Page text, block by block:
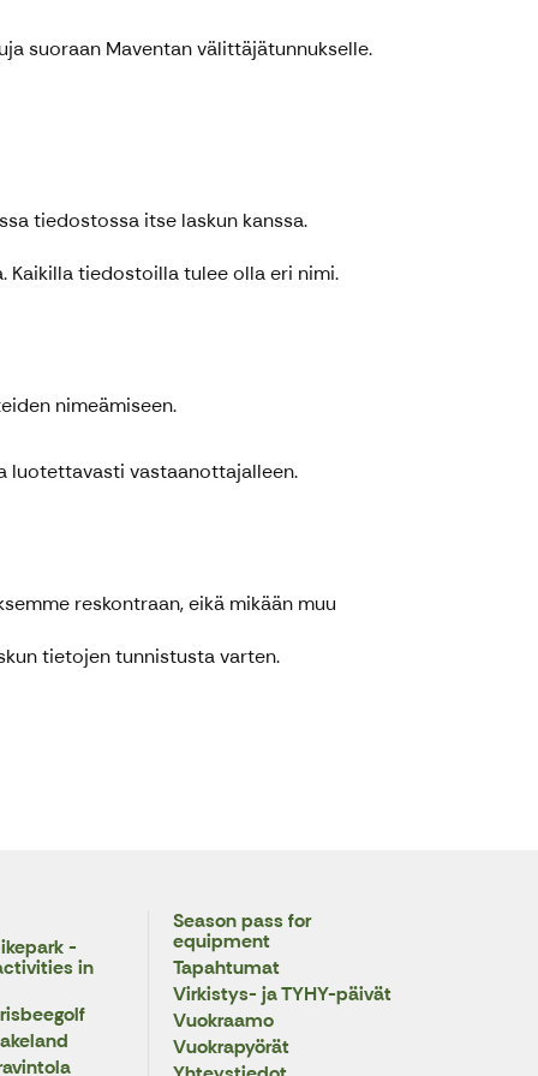
suoraan Maventan välittäjätunnukselle.
tiedostossa itse laskun kanssa.
Kaikilla tiedostoilla tulee olla eri nimi.
nimeämiseen.
luotettavasti vastaanottajalleen.
reskontraan, eikä mikään muu
tietojen tunnistusta varten.
-
in
Season pass for
equipment
Tapahtumat
Virkistys- ja TYHY-päivät
Vuokraamo
Vuokrapyörät